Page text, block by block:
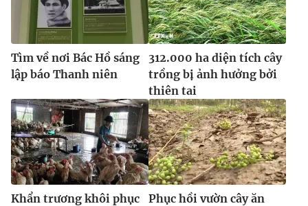
® Cấm sao chép dưới mọi hình thức nếu không có sự chấp
thuận bằng văn bản. Ghi rõ nguồn VTV.vn khi phát hành lại
thông tin từ website này.
Tìm về nơi Bác Hồ sáng
lập báo Thanh niên
312.000 ha diện tích cây
trồng bị ảnh hưởng bởi
thiên tai
Khẩn trương khôi phục
Phục hồi vườn cây ăn